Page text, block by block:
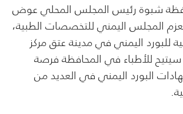
شبوة رئيس المجلس المحلي عوض
المجلس اليمني للتخصصات الطبية،
للبورد اليمني في مدينة عتق مركز
سيتيح للأطباء في المحافظة فرصة
البورد اليمني في العديد من